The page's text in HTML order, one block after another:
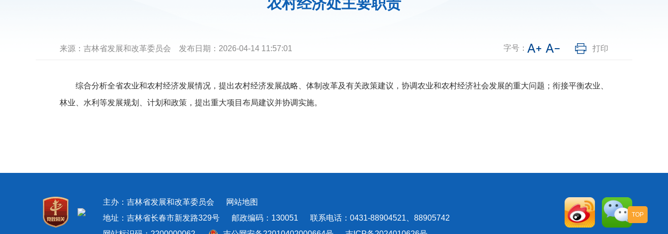
来源： 吉林省发展和改革委员会 发布日期： 2026-04-14 11:57:01 字号： 打印
综合分析全省农业和农村经济发展情况，提出农村经济发展战略、体制改革及有关政策建议，协调农业和农村经济社会发展的重大问题；衔接平衡农业、
林业、水利等发展规划、计划和政策，提出重大项目布局建议并协调实施。
主办：吉林省发展和改革委员会
网站地图
地址：吉林省长春市新发路329号 邮政编码：130051 联系电话：0431-88904521、88905742
TOP